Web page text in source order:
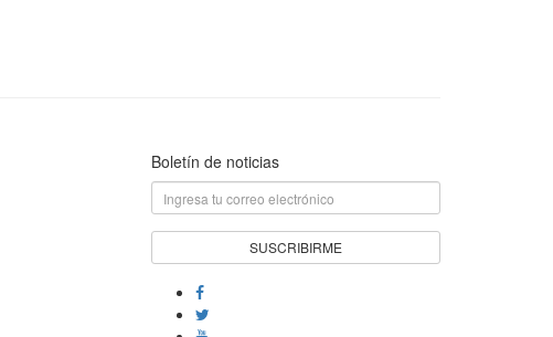
Boletín de noticias